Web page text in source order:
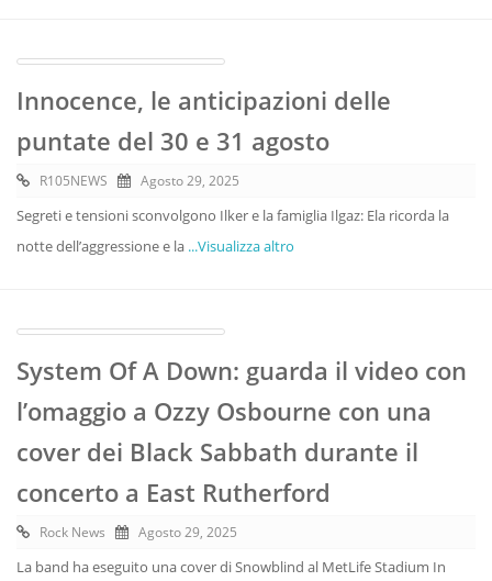
Innocence, le anticipazioni delle
puntate del 30 e 31 agosto
R105NEWS Agosto 29, 2025
Segreti e tensioni sconvolgono Ilker e la famiglia Ilgaz: Ela ricorda la
notte dell’aggressione e la ...Visualizza altro
System Of A Down: guarda il video con
l’omaggio a Ozzy Osbourne con una
cover dei Black Sabbath durante il
concerto a East Rutherford
Rock News Agosto 29, 2025
La band ha eseguito una cover di Snowblind al MetLife Stadium In